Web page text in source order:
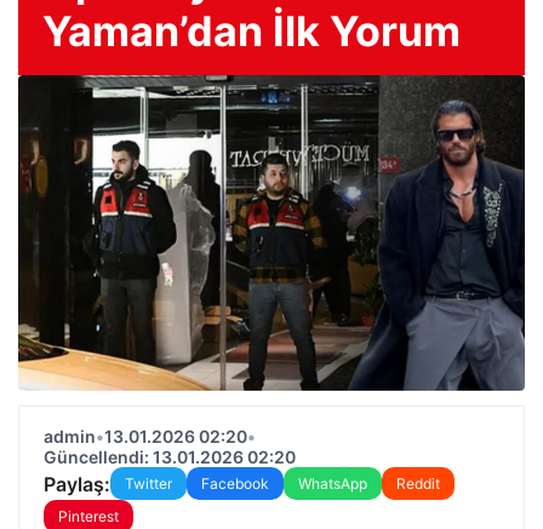
Yaman’dan İlk Yorum
admin•13.01.2026 02:20•
Güncellendi: 13.01.2026 02:20
Paylaş: Twitter Facebook WhatsApp
Reddit
Pinterest